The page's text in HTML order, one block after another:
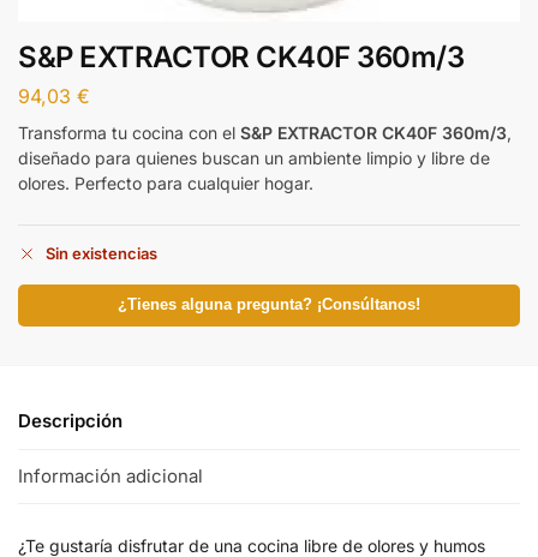
S&P EXTRACTOR CK40F 360m/3
94,03 €
Transforma tu cocina con el S&P EXTRACTOR CK40F 360m/3,
diseñado para quienes buscan un ambiente limpio y libre de
olores. Perfecto para cualquier hogar.
Sin existencias
¿Tienes alguna pregunta? ¡Consúltanos!
Descripción
Información adicional
¿Te gustaría disfrutar de una cocina libre de olores y humos